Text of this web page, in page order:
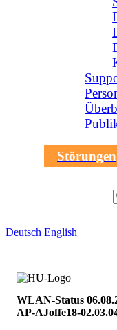
Störungen
Sprachauswahl
Deutsch English
Humboldt-
zu
Berlin
WLAN-Status
AP-AJoffe18-